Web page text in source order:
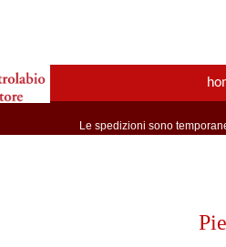
Le spedizioni sono